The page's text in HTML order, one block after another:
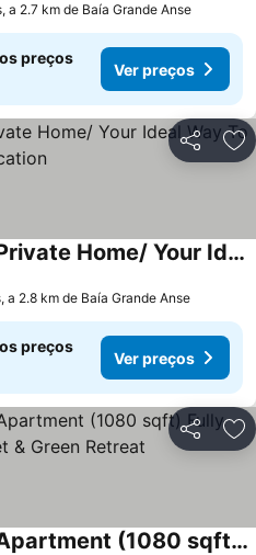
a 2.7 km de Baía Grande Anse
preços
Ver preços
Partilhar
Luxury Two Bedroom Private Home/ Your Ideal Way To Vacation
a 2.8 km de Baía Grande Anse
preços
Ver preços
Partilhar
Spacious 2-Bedroom Apartment (1080 sqft) Fully Furnished, Quiet & Green Retreat